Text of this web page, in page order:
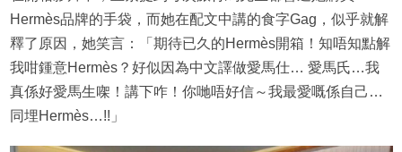
Hermès品牌的手袋，而她在配文中講的食字Gag，似乎就解
釋了原因，她笑言：「期待已久的Hermès開箱！知唔知點解
我咁鍾意Hermès？好似因為中文譯做愛馬仕… 愛馬氏…我
真係好愛馬生㗎！講下咋！你哋唔好信～我最愛嘅係自己…
同埋Hermès…!!」